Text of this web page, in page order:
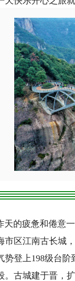
的疲惫和倦意一
市区江南古长城
登上198级台
。古城建于晋，